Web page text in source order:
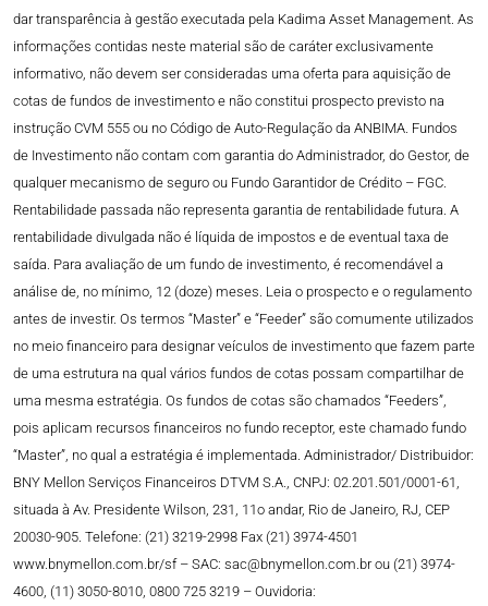
dar transparência à gestão executada pela Kadima Asset Management. As
informações contidas neste material são de caráter exclusivamente
informativo, não devem ser consideradas uma oferta para aquisição de
cotas de fundos de investimento e não constitui prospecto previsto na
instrução CVM 555 ou no Código de Auto-Regulação da ANBIMA. Fundos
de Investimento não contam com garantia do Administrador, do Gestor, de
qualquer mecanismo de seguro ou Fundo Garantidor de Crédito – FGC.
Rentabilidade passada não representa garantia de rentabilidade futura. A
rentabilidade divulgada não é líquida de impostos e de eventual taxa de
saída. Para avaliação de um fundo de investimento, é recomendável a
análise de, no mínimo, 12 (doze) meses. Leia o prospecto e o regulamento
antes de investir. Os termos “Master” e “Feeder” são comumente utilizados
no meio financeiro para designar veículos de investimento que fazem parte
de uma estrutura na qual vários fundos de cotas possam compartilhar de
uma mesma estratégia. Os fundos de cotas são chamados “Feeders”,
pois aplicam recursos financeiros no fundo receptor, este chamado fundo
“Master”, no qual a estratégia é implementada. Administrador/ Distribuidor:
BNY Mellon Serviços Financeiros DTVM S.A., CNPJ: 02.201.501/0001-61,
situada à Av. Presidente Wilson, 231, 11o andar, Rio de Janeiro, RJ, CEP
20030-905. Telefone: (21) 3219-2998 Fax (21) 3974-4501
www.bnymellon.com.br/sf – SAC: sac@bnymellon.com.brou (21) 3974-
4600, (11) 3050-8010, 0800 725 3219 – Ouvidoria: